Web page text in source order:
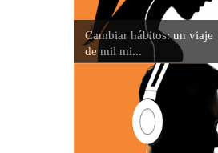
Cambiar hábitos: un viaje
de mil mi...